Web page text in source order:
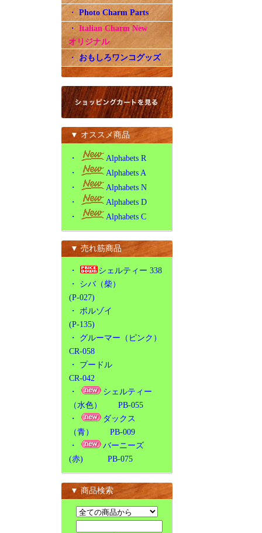
・Photo Charm Parts
・ Italian Charm New
オリジナル
・ おもしろワンコグッズ
▼ オススメ商品
・
Alphabets R
・
Alphabets A
・
Alphabets N
・
Alphabets D
・
Alphabets C
▼ 売れ筋商品
・
シェルティー 338
・ シバ（柴）
(P-027)
・ ボルゾイ
(P-135)
・ グルーマー（ピンク）
CR-058
・ プードル
CR-042
・
シェルティー
（水色） PB-055
・
ダックス
（青） PB-009
・
バーニーズ
(赤) PB-075
▼ 商品検索